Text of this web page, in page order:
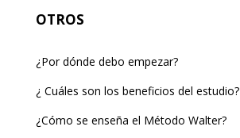
OTROS
¿Por dónde debo empezar?
¿ Cuáles son los beneficios del estudio?
¿Cómo se enseña el Método Walter?